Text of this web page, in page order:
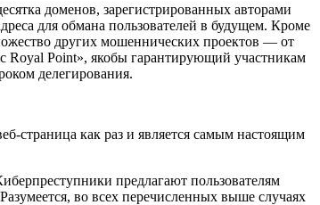
доменов, зарегистрированных авторами
для обмана пользователей в будущем. Кроме
других мошеннических проектов — от
Royal Point», якобы гарантирующий участникам
делегирования.
страница как раз и является самым настоящим
предлагают пользователям
во всех перечисленных выше случаях